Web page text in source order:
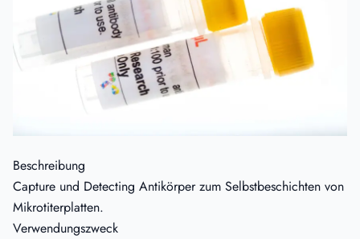
Beschreibung
Capture und Detecting Antikörper zum Selbstbeschichten von
Mikrotiterplatten.
Verwendungszweck